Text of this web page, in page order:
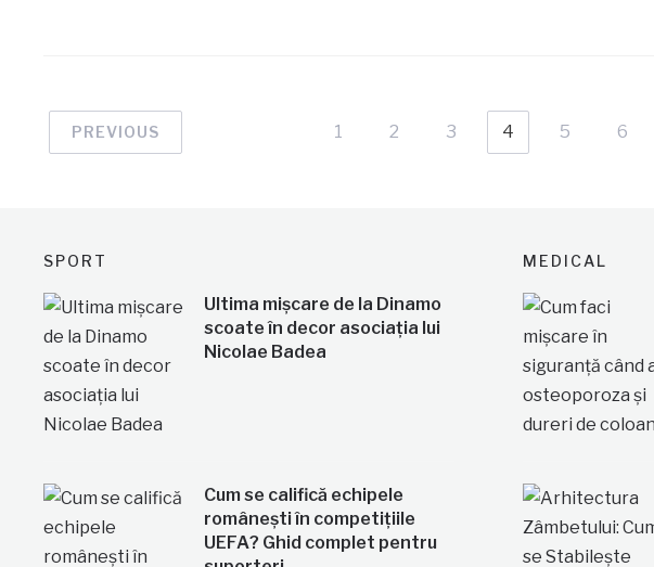
PREVIOUS 1 2 3 4 5 6
SPORT
Ultima mișcare de la Dinamo
scoate în decor asociația lui
Nicolae Badea
Cum se califică echipele
românești în competițiile
UEFA? Ghid complet pentru
MEDICAL